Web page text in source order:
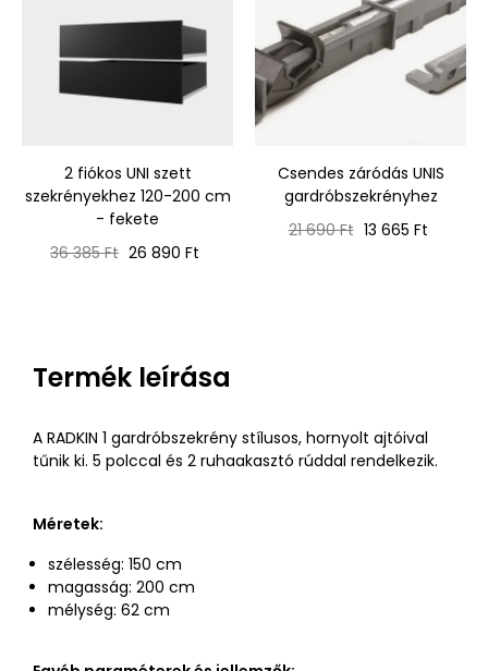
2 fiókos UNI szett
szekrényekhez 120-200 cm
- fekete
Normál
36 385 Ft Ár
26 890 Ft
Csendes záródás UNIS
gardróbszekrényhez
Normál
21 690 Ft Ár
13 665 Ft
Termék leírása
A RADKIN 1 gardróbszekrény stílusos, hornyolt ajtóival
tűnik ki. 5 polccal és 2 ruhaakasztó rúddal rendelkezik.
Méretek:
szélesség: 150 cm
magasság: 200 cm
mélység: 62 cm